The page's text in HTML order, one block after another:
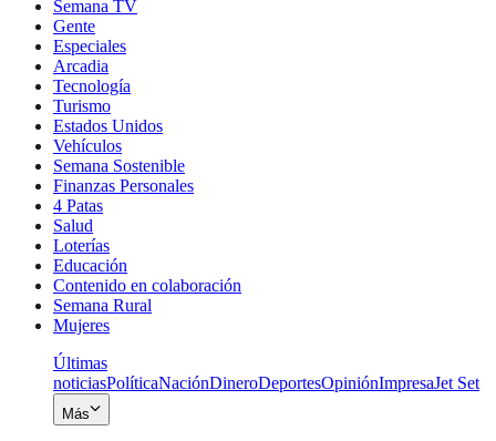
Semana TV
Gente
Especiales
Arcadia
Tecnología
Turismo
Estados Unidos
Vehículos
Semana Sostenible
Finanzas Personales
4 Patas
Salud
Loterías
Educación
Contenido en colaboración
Semana Rural
Mujeres
Últimas
noticiasPolíticaNaciónDineroDeportesOpiniónImpresaJet Set
Más